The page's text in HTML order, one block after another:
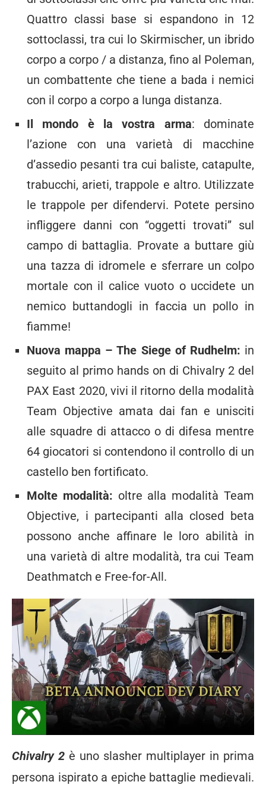
Quattro classi base si espandono in 12
sottoclassi, tra cui lo Skirmischer, un ibrido
corpo a corpo / a distanza, fino al Poleman,
un combattente che tiene a bada i nemici
con il corpo a corpo a lunga distanza.
Il mondo è la vostra arma: dominate
l’azione con una varietà di macchine
d’assedio pesanti tra cui baliste, catapulte,
trabucchi, arieti, trappole e altro. Utilizzate
le trappole per difendervi. Potete persino
infliggere danni con “oggetti trovati” sul
campo di battaglia. Provate a buttare giù
una tazza di idromele e sferrare un colpo
mortale con il calice vuoto o uccidete un
nemico buttandogli in faccia un pollo in
fiamme!
Nuova mappa – The Siege of Rudhelm: in
seguito al primo hands on di Chivalry 2 del
PAX East 2020, vivi il ritorno della modalità
Team Objective amata dai fan e unisciti
alle squadre di attacco o di difesa mentre
64 giocatori si contendono il controllo di un
castello ben fortificato.
Molte modalità: oltre alla modalità Team
Objective, i partecipanti alla closed beta
possono anche affinare le loro abilità in
una varietà di altre modalità, tra cui Team
Deathmatch e Free-for-All.
Chivalry 2 è uno slasher multiplayer in prima
persona ispirato a epiche battaglie medievali.